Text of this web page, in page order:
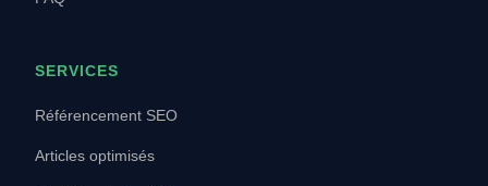
SERVICES
Référencement SEO
Articles optimisés